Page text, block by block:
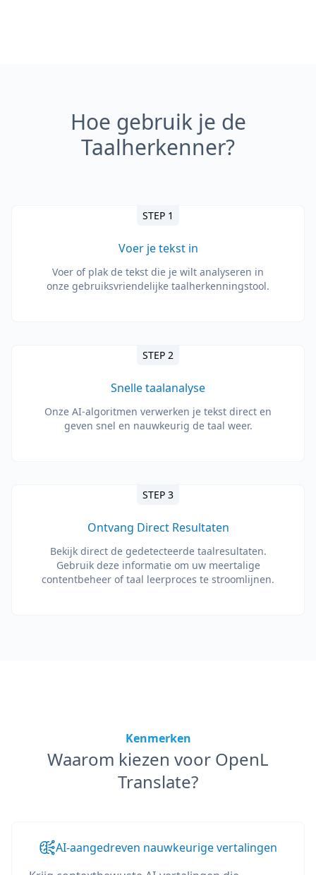
Hoe gebruik je de
Taalherkenner?
STEP 1
Voer je tekst in
Voer of plak de tekst die je wilt analyseren in
onze gebruiksvriendelijke taalherkenningstool.
STEP 2
Snelle taalanalyse
Onze AI-algoritmen verwerken je tekst direct en
geven snel en nauwkeurig de taal weer.
STEP 3
Ontvang Direct Resultaten
Bekijk direct de gedetecteerde taalresultaten.
Gebruik deze informatie om uw meertalige
contentbeheer of taal leerproces te stroomlijnen.
Kenmerken
Waarom kiezen voor OpenL
Translate?
AI-aangedreven nauwkeurige vertalingen